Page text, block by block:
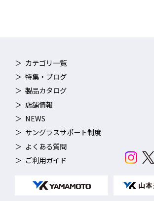
TECH
視野角アップ
カテゴリ一覧
特集・ブログ
製品カタログ
店舗情報
NEWS
サングラスサポート制度
よくある質問
ご利用ガイド